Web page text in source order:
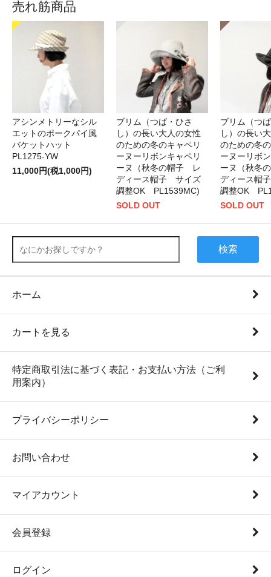
売れ筋商品
アシンメトリーなシル
エットのポークパイ風
バケットハット
PL1275-YW
11,000円(税1,000円)
ブリム（つば・ひさ
し）の長い大人の女性
のための冬のキャペリ
ーヌーリボンキャペリ
ーヌ（秋冬の帽子 レ
ディース帽子 サイズ
調整OK PL1539MC)
SOLD OUT
ブリム（つ
し）の長い
のための冬
ーヌーリボ
ーヌ（秋冬
ディース帽
調整OK
SOLD OUT
検索
ホーム
カートを見る
特定商取引法に基づく表記・お支払い方法（ご利
用案内）
プライバシーポリシー
お問い合わせ
マイアカウント
会員登録
ログイン